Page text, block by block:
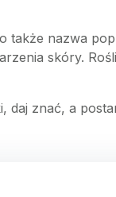
także nazwa
skóry.
znać, a